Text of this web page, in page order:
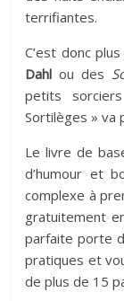
terrifiantes.
C’est donc
Dahl ou des
petits
Sortilèges » va
Le livre de
d’humour et
complexe à
gratuitement
parfaite porte
pratiques et
de plus de 15